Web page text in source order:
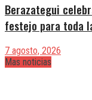
Berazategui
festejo para toda
7 agosto, 2026
Mas noticias